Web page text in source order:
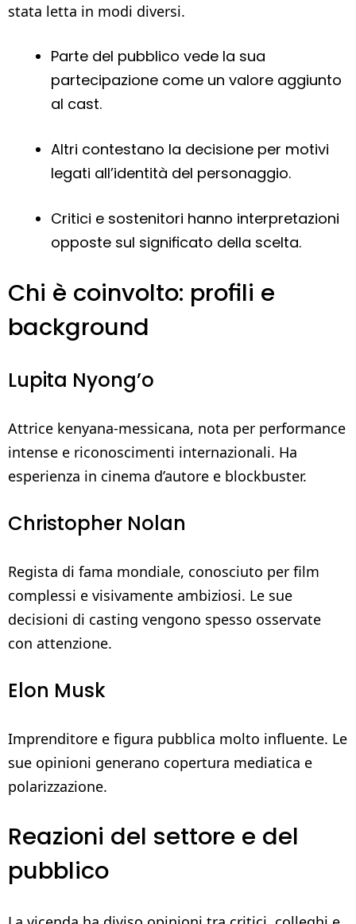
stata letta in modi diversi.
Parte del pubblico vede la sua
partecipazione come un valore aggiunto
al cast.
Altri contestano la decisione per motivi
legati all’identità del personaggio.
Critici e sostenitori hanno interpretazioni
opposte sul significato della scelta.
Chi è coinvolto: profili e
background
Lupita Nyong’o
Attrice kenyana-messicana, nota per performance
intense e riconoscimenti internazionali. Ha
esperienza in cinema d’autore e blockbuster.
Christopher Nolan
Regista di fama mondiale, conosciuto per film
complessi e visivamente ambiziosi. Le sue
decisioni di casting vengono spesso osservate
con attenzione.
Elon Musk
Imprenditore e figura pubblica molto influente. Le
sue opinioni generano copertura mediatica e
polarizzazione.
Reazioni del settore e del
pubblico